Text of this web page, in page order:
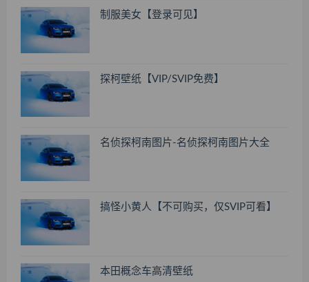
制服美女【登录可见】
探柯壁纸【VIP/SVIP免费】
名侦探柯南图片-名侦探柯南图片大全
搞怪小黄人【不可购买，仅SVIP可看】
本田概念车高清壁纸